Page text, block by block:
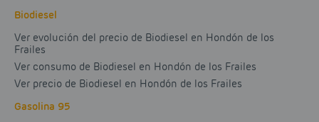
Biodiesel
Ver evolución del precio de Biodiesel en Hondón de los
Frailes
Ver consumo de Biodiesel en Hondón de los Frailes
Ver precio de Biodiesel en Hondón de los Frailes
Gasolina 95